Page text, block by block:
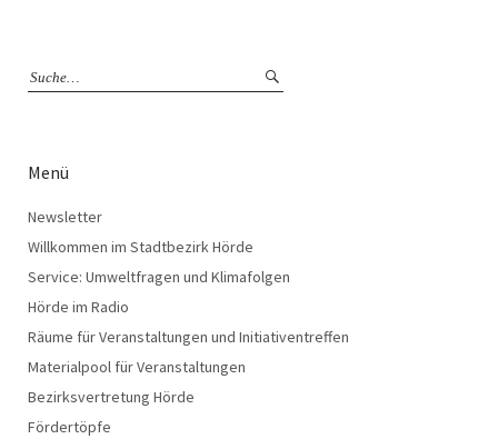
Menü
Newsletter
Willkommen im Stadtbezirk Hörde
Service: Umweltfragen und Klimafolgen
Hörde im Radio
Räume für Veranstaltungen und Initiativentreffen
Materialpool für Veranstaltungen
Bezirksvertretung Hörde
Fördertöpfe